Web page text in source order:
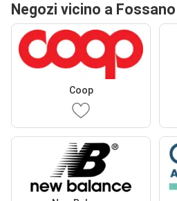
Negozi vicino a Fossano
Coop